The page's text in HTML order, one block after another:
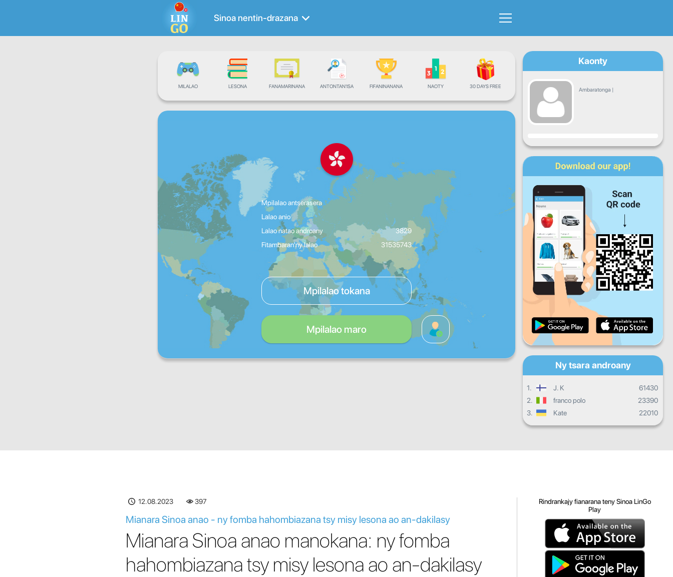
Sinoa nentin-drazana
MILALAO LESONA FANAMARINANA ANTONTAN'ISA FIFANINANANA NAOTY 30 DAYS FREE
Mpilalao antserasera
Lalao anio
Lalao natao androany
3829
Fitambaran'ny lalao
31535743
Mpilalao tokana
Mpilalao maro
Kaonty
Ambaratonga |
Fandrosoana
Alatsinainy Alarobia Alakamisy
Sabotsy Alahady
Fandrosoana isan'andro
Fandrosoana isambolana
Fandrosoana ankapobeny
Ny tsara androany
1. J. K
61430
2.
franco polo
23390
3.
Kate 22010
12.08.2023 397
Mianara Sinoa anao - ny fomba hahombiazana tsy misy lesona ao an-dakilasy
Mianara Sinoa anao manokana: ny fomba
hahombiazana tsy misy lesona ao an-dakilasy
Rindrankajy fianarana teny Sinoa LinGo
Play